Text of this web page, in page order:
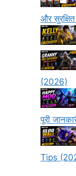
और
(2026)
पूरी
Tips